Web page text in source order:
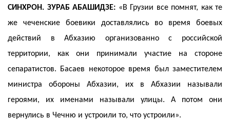
СИНХРОН. ЗУРАБ АБАШИДЗЕ: «В Грузии все помнят, как те
же чеченские боевики доставлялись во время боевых
действий в Абхазию организованно с российской
территории, как они принимали участие на стороне
сепаратистов. Басаев некоторое время был заместителем
министра обороны Абхазии, их в Абхазии называли
героями, их именами называли улицы. А потом они
вернулись в Чечню и устроили то, что устроили».